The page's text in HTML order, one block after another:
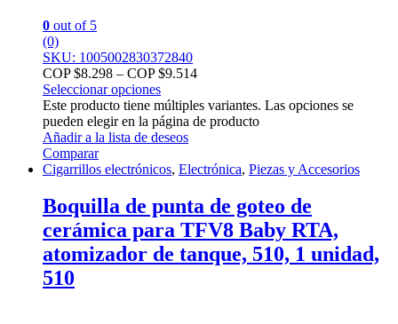
0 out of 5
(0)
SKU: 1005002830372840
COP $8.298 – COP $9.514
Seleccionar opciones
Este producto tiene múltiples variantes. Las opciones se
pueden elegir en la página de producto
Añadir a la lista de deseos
Comparar
Cigarrillos electrónicos, Electrónica, Piezas y Accesorios
Boquilla de punta de goteo de
cerámica para TFV8 Baby RTA,
atomizador de tanque, 510, 1 unidad,
510